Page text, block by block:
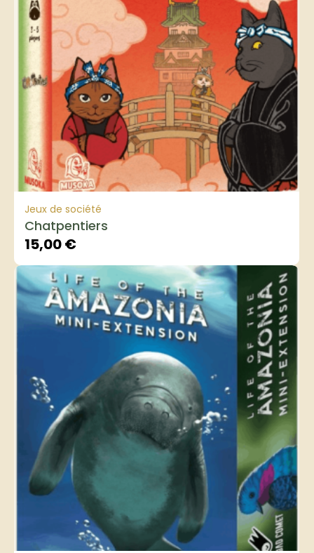
Jeux de société
Chatpentiers
15,00€